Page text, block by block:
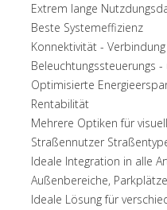
Extrem lange
Beste Systemeffizienz
Konnektivität -
Beleuchtungssteuerungs
Optimisierte
Rentabilität
Mehrere Optiken für
Straßennutzer
Ideale Integration in alle
Außenbereiche,
Ideale Lösung für